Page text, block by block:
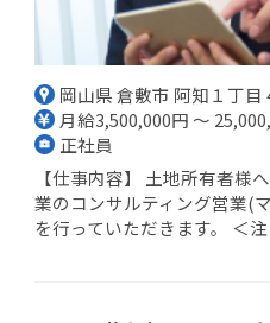
岡山県 倉敷市 阿知１丁目
月給3,500,000円 ～
正社員
【仕事内容】 土地所有者様
業のコンサルティング営業(
を行っていただきます。 ＜